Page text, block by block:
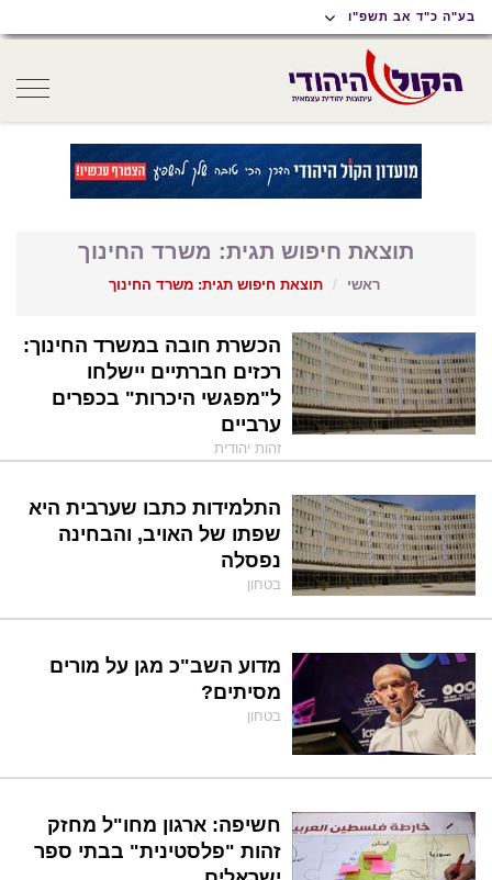
תפריט
נגישות
תפריט
ראשי
תוכן
ראשי
בע"ה כ"ד אב תשפ"ו
תוצאת חיפוש תגית: משרד החינוך
ראשי תוצאת חיפוש תגית: משרד החינוך
הכשרת חובה במשרד החינוך:
רכזים חברתיים יישלחו
ל"מפגשי היכרות" בכפרים
ערביים
זהות יהודית
התלמידות כתבו שערבית היא
שפתו של האויב, והבחינה
נפסלה
בטחון
מדוע השב"כ מגן על מורים
מסיתים?
בטחון
חשיפה: ארגון מחו"ל מחזק
זהות "פלסטינית" בבתי ספר